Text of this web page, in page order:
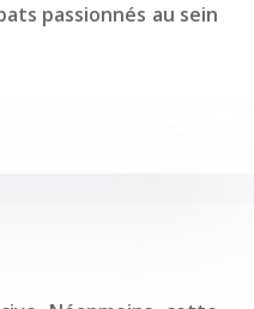
passionnés au sein